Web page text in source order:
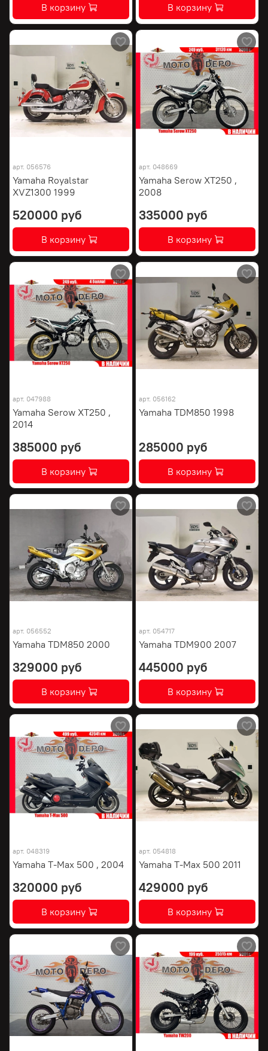
В корзину В корзину
арт. 056576
Yamaha Royalstar
XVZ1300 1999
520000 руб
В корзину
арт. 048669
Yamaha Serow XT250 ,
2008
335000 руб
В корзину
арт. 047988
Yamaha Serow XT250 ,
2014
385000 руб
В корзину
арт. 056162
Yamaha TDM850 1998
285000 руб
В корзину
арт. 056552
Yamaha TDM850 2000
329000 руб
В корзину
арт. 054717
Yamaha TDM900 2007
445000 руб
В корзину
арт. 048319
Yamaha T-Max 500 , 2004
320000 руб
В корзину
арт. 054818
Yamaha T-Max 500 2011
429000 руб
В корзину